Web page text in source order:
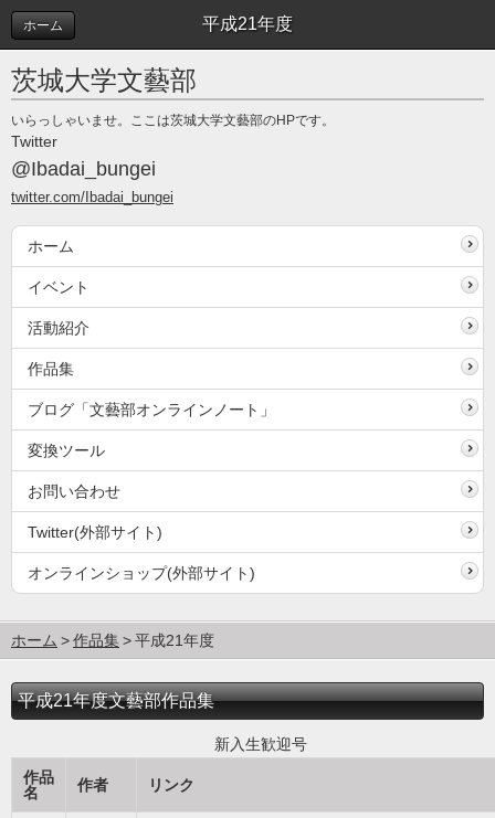
平成21年度
ホーム
茨城大学文藝部
いらっしゃいませ。ここは茨城大学文藝部のHPです。
Twitter
@Ibadai_bungei
twitter.com/Ibadai_bungei
ホーム
イベント
活動紹介
作品集
ブログ「文藝部オンラインノート」
変換ツール
お問い合わせ
Twitter(外部サイト)
オンラインショップ(外部サイト)
ホーム 作品集 平成21年度
平成21年度文藝部作品集
新入生歓迎号
作品
名
作者 リンク